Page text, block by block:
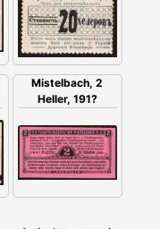
Mistelbach, 2
Heller, 191?